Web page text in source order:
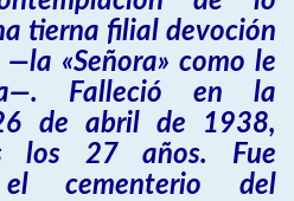
tierna filial devoción
«Señora» como le
Falleció en la
de abril de 1938,
los 27 años. Fue
cementerio del